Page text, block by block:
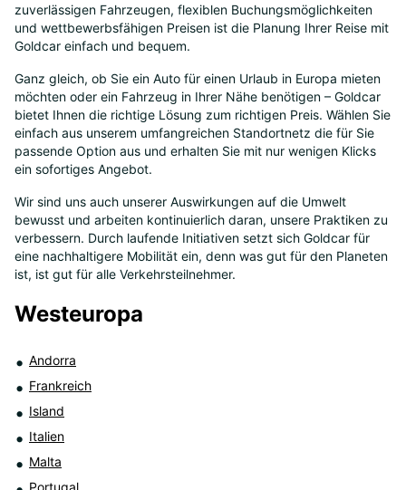
8
zuverlässigen Fahrzeugen, flexiblen Buchungsmöglichkeiten
und wettbewerbsfähigen Preisen ist die Planung Ihrer Reise mit
Goldcar einfach und bequem.
Ganz gleich, ob Sie ein Auto für einen Urlaub in Europa mieten
möchten oder ein Fahrzeug in Ihrer Nähe benötigen – Goldcar
bietet Ihnen die richtige Lösung zum richtigen Preis. Wählen Sie
einfach aus unserem umfangreichen Standortnetz die für Sie
passende Option aus und erhalten Sie mit nur wenigen Klicks
ein sofortiges Angebot.
Wir sind uns auch unserer Auswirkungen auf die Umwelt
bewusst und arbeiten kontinuierlich daran, unsere Praktiken zu
verbessern. Durch laufende Initiativen setzt sich Goldcar für
eine nachhaltigere Mobilität ein, denn was gut für den Planeten
ist, ist gut für alle Verkehrsteilnehmer.
Westeuropa
Andorra
Frankreich
Island
Italien
Malta
Portugal